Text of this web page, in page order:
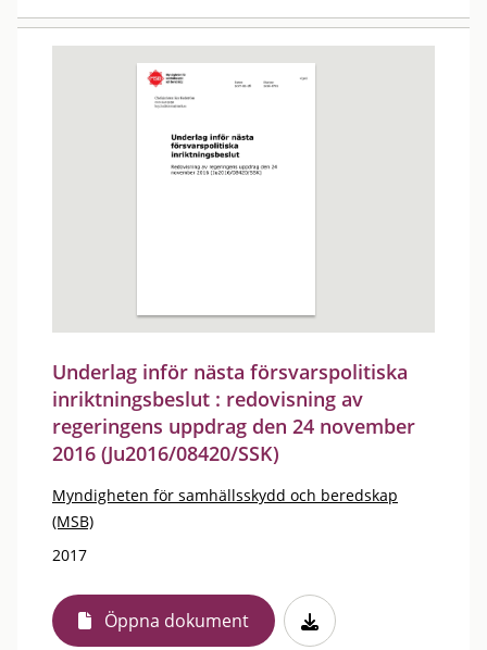
Underlag inför nästa försvarspolitiska
inriktningsbeslut : redovisning av
regeringens uppdrag den 24 november
2016 (Ju2016/08420/SSK)
Myndigheten för samhällsskydd och beredskap
(MSB)
2017
Öppna dokument